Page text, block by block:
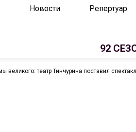
Новости Репертуар
92
великого: театр Тинчурина поставил